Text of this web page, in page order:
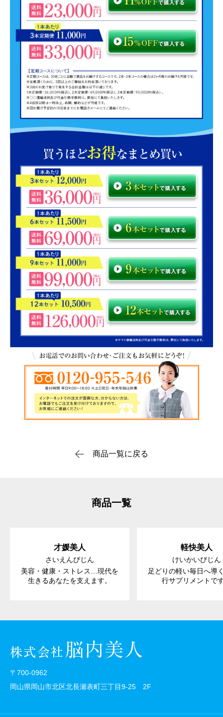
商品一覧に戻る
商品一覧
才媛美人
さいえんびじん
美容・健康・ストレス…現代を
生きるあなたを支えます。
軽快美人
けいかいびじん
足どりの軽い毎日へ導
行サプリメントで
〒700-0962
岡山県岡山市北区北長瀬表町三丁目9-25 2F